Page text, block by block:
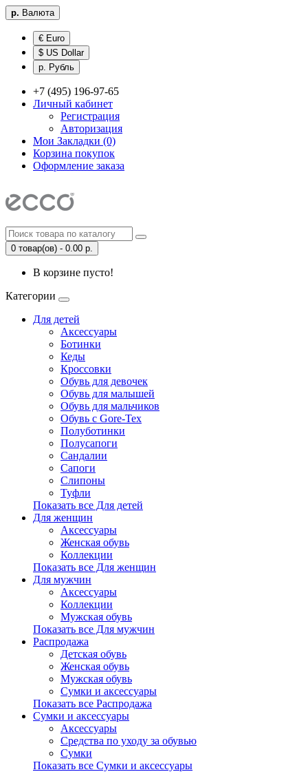
р. Валюта
€ Euro
$ US Dollar
р. Рубль
+7 (495) 196-97-65
Личный кабинет
Регистрация
Авторизация
Мои Закладки (0)
Корзина покупок
Оформление заказа
0 товар(ов) - 0.00 р.
В корзине пусто!
Категории
Для детей
Аксессуары
Ботинки
Кеды
Кроссовки
Обувь для девочек
Обувь для малышей
Обувь для мальчиков
Обувь с Gore-Tex
Полуботинки
Полусапоги
Сандалии
Сапоги
Слипоны
Туфли
Показать все Для детей
Для женщин
Аксессуары
Женская обувь
Коллекции
Показать все Для женщин
Для мужчин
Аксессуары
Коллекции
Мужская обувь
Показать все Для мужчин
Распродажа
Детская обувь
Женская обувь
Мужская обувь
Сумки и аксессуары
Показать все Распродажа
Сумки и аксессуары
Аксессуары
Средства по уходу за обувью
Сумки
Показать все Сумки и аксессуары